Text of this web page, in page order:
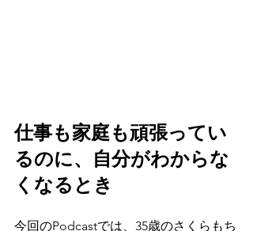
仕事も家庭も頑張ってい
るのに、自分がわからな
くなるとき
今回のPodcastでは、35歳のさくらもち